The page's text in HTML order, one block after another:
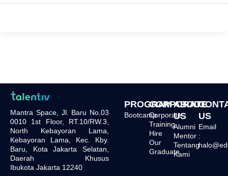
Mantra Space, Jl. Baru No.03
0010 1st Floor, RT.10/RW.3,
North Kebayoran Lama,
Kebayoran Lama, Kec. Kby.
Baru, Kota Jakarta Selatan,
Daerah Khusus
Ibukota Jakarta 12240
PROGRAM
Bootcamp
CORPORATE
Corporate
Training
Hire
Our
Graduate
ABOUT
US
Alumni
Mentor
Tentang
Kami
US
Email
: